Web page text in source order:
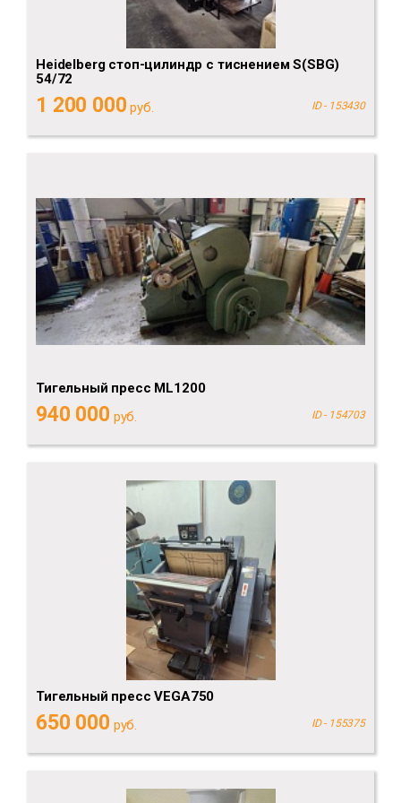
Heidelberg стоп-цилиндр с тиснением S(SBG)
54/72
1 200 000 руб. ID - 153430
Тигельный пресс ML1200
940 000 руб. ID - 154703
Тигельный пресс VEGA750
650 000 руб. ID - 155375